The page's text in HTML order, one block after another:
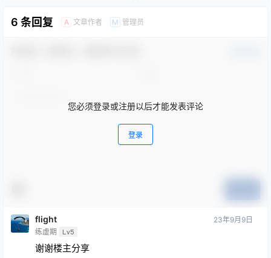
6 条回复 A 文章作者 M 管理员
您必须登录或注册以后才能发表评论
登录
flight
练虚期 Lv5
23年9月9日
谢谢楼主分享